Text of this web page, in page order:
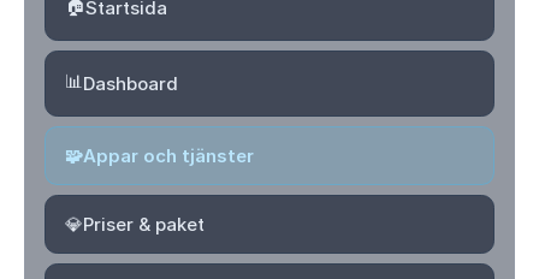
🏠Startsida
📊Dashboard
🧩Appar och tjänster
💎Priser & paket